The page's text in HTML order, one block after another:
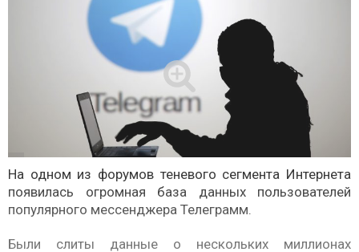
На одном из форумов теневого сегмента Интернета
появилась огромная база данных пользователей
популярного мессенджера Телеграмм.
Были слиты данные о нескольких миллионах